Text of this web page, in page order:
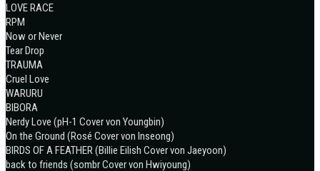
LOVE RACE
RPM
Now or Never
Tear Drop
TRAUMA
Cruel Love
WARURU
BIBORA
Nerdy Love (pH-1 Cover von Youngbin)
On the Ground (Rosé Cover von Inseong)
BIRDS OF A FEATHER (Billie Eilish Cover von Jaeyoon)
back to friends (sombr Cover von Hwiyoung)